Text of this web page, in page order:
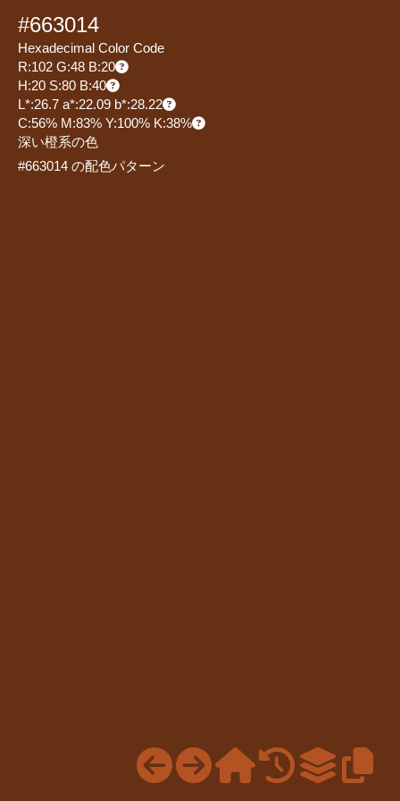
#663014
Hexadecimal Color Code
R:102 G:48 B:20
H:20 S:80 B:40
L*:26.7 a*:22.09 b*:28.22
C:56% M:83% Y:100% K:38%
深い橙系の色
#663014 の配色パターン